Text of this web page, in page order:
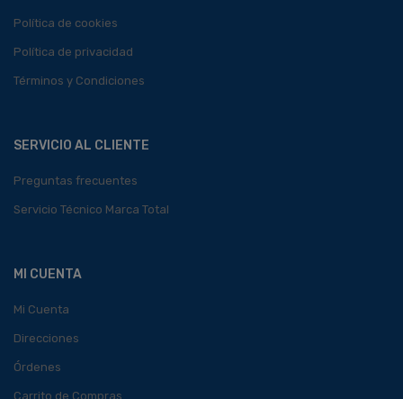
Política de cookies
Política de privacidad
Términos y Condiciones
SERVICIO AL CLIENTE
Preguntas frecuentes
Servicio Técnico Marca Total
MI CUENTA
Mi Cuenta
Direcciones
Órdenes
Carrito de Compras